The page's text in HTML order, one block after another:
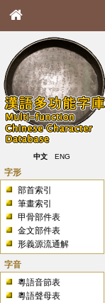
中文 ENG
字形
部首索引
筆畫索引
甲骨部件表
金文部件表
形義源流通解
字音
粵語音節表
粵語聲母表